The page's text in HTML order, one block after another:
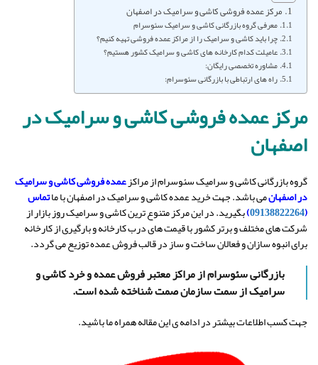
مرکز عمده فروشی کاشی و سرامیک در اصفهان
معرفی گروه بازرگانی کاشی و سرامیک سئوسرام
چرا باید کاشی و سرامیک را از مراکز عمده فروشی تهیه کنیم؟
عامیلت کدام کارخانه های کاشی و سرامیک کشور هستیم؟
مشاوره تخصصی رایگان:
راه های ارتباطی با بازرگانی سئوسرام:
مرکز عمده فروشی کاشی و سرامیک در
اصفهان
گروه بازرگانی کاشی و سرامیک سئوسرام از مراکزعمده فروشی کاشی و سرامیک
در اصفهانمی باشد. جهت خرید عمده کاشی و سرامیک در اصفهان با ماتماس
(
09138822264
)بگیرید. در این مرکز متنوع ترین کاشی و سرامیک روز بازار از
شرکت های مختلف و برتر کشور با قیمت های درب کارخانه و بارگیری از کارخانه
برای انبوه سازان و فعالان ساخت و ساز در قالب فروش عمده توزیع می گردد.
بازرگانی سئوسرام از مراکز معتبر فروش عمده و خرد کاشی و
سرامیک از سمت سازمان صمت شناخته شده است.
جهت کسب اطلاعات بیشتر در ادامه ی این مقاله همراه ما باشید.